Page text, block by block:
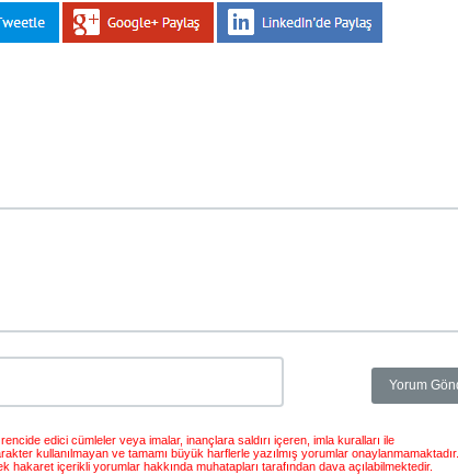
edici cümleler veya imalar, inançlara saldırı içeren, imla kuralları ile
kullanılmayan ve tamamı büyük harflerle yazılmış yorumlar onaylanmamaktadır.
hakaret içerikli yorumlar hakkında muhatapları tarafından dava açılabilmektedir.